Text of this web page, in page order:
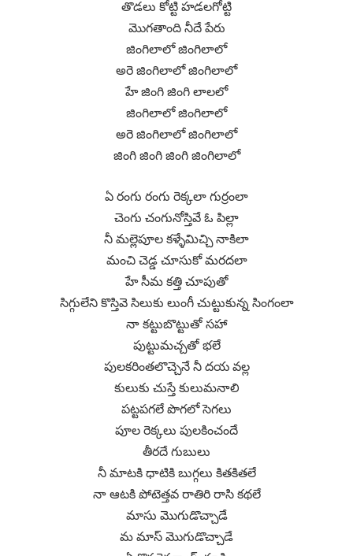
తొడలు కోట్టి హడలగోట్టి
మొగతాంది నీదే పేరు
జింగిలాలో జింగిలాలో
అరె జింగిలాలో జింగిలాలో
హే జింగి జింగి లాలలో
జింగిలాలో జింగిలాలో
అరె జింగిలాలో జింగిలాలో
జింగి జింగి జింగి జింగిలాలో
ఏ రంగు రంగు రెక్కలా గుర్రంలా
చెంగు చంగునోస్తివే ఓ పిల్లా
నీ మల్లెపూల కళ్ళేమిచ్చి నాకిలా
మంచి చెడ్డ చూసుకో మరదలా
హే సీమ కత్తి చూపుతో
సిగ్గులేని కొస్తివె సిలుకు లుంగీ చుట్టుకున్న సింగంలా
నా కట్టుబొట్టుతో సహా
పుట్టుమచ్చతో భలే
పులకరింతలొచ్చెనే నీ దయ వల్ల
కులుకు చుస్తే కులుమనాలి
పట్టపగలే పొగలో సెగలు
పూల రెక్కలు పులకించందే
తీరదే గుబులు
నీ మాటకి ధాటికి బుగ్గలు కితకితలే
నా ఆటకి పోటెత్తవ రాతిరి రాసి కథలే
మాసు మొగుడొచ్చాడే
మ మాస్ మొగుడొచ్చాడే